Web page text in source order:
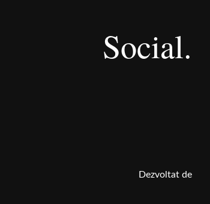
Social.
Dezvoltat de